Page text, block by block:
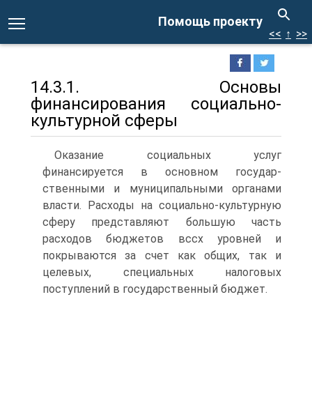
Помощь проекту
<< ↑ >>
14.3.1. Основы
финансирования социально-
культурной сферы
Оказание социальных услуг
финансируется в основном государ­
ственными и муниципальными органами
власти. Расходы на соци­ально-культурную
сферу представляют большую часть
расходов бюджетов вссх уровней и
покрываются за счет как общих, так и
целевых, специальных налоговых
поступлений в государственный бюджет.